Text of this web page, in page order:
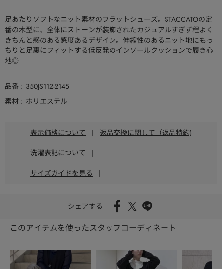
足あたりソフトなニット素材のフラットシューズ。STACCATOの定
番の木型に、全体にストーンが装飾されたカジュアルすぎず程よく
きちんと感のある感度あるデザイン。伸縮性のあるニット地にもっ
ちりと足裏にフィットする低反発のインソールクッションで履き心
地◎
品番
350JS112-2145
素材
ポリエステル
表示価格について | 返品交換に関して（返品特約)
洗濯表記について |
サイズガイドを見る |
シェアする
このアイテムを使ったスタッフコーディネート